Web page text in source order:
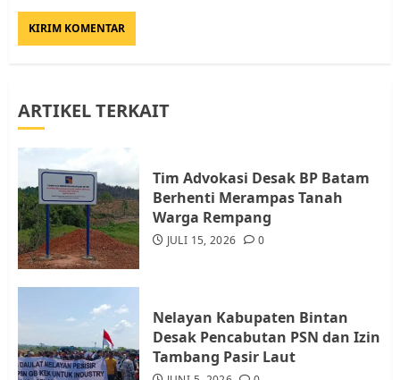
ARTIKEL TERKAIT
Tim Advokasi Desak BP Batam
Berhenti Merampas Tanah
Warga Rempang
JULI 15, 2026 0
Nelayan Kabupaten Bintan
Desak Pencabutan PSN dan Izin
Tambang Pasir Laut
4
Warga Rempang Ajukan
Resahkan Warga
JULI 17, 2026 0
5
JULI 15, 2026 0